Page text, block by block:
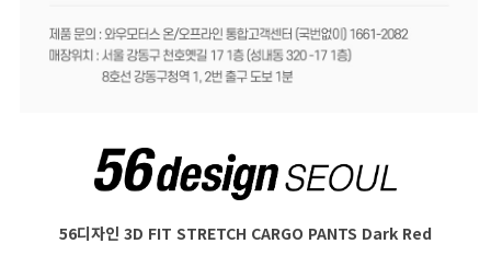
56디자인 3D FIT STRETCH CARGO PANTS Dark Red